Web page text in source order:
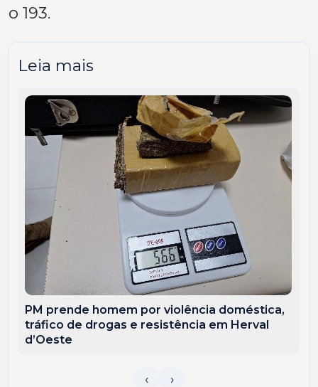
o 193.
Leia mais
PM prende homem por violência doméstica,
tráfico de drogas e resistência em Herval
d’Oeste